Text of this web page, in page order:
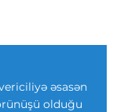
əsasən
olduğu